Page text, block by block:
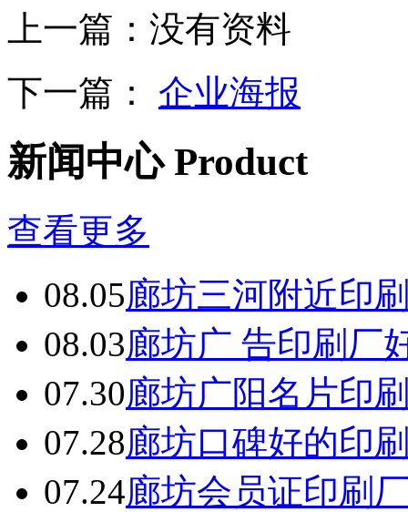
有
设
备
有
机
设
备
圳
机
肥
备
广
州
有
上一篇： 没有资料
下一篇： 企业海报
新闻中心 Product
查看更多
08.05廊坊三河附近印
08.03廊坊广 告印刷厂
07.30廊坊广阳名片印
07.28廊坊口碑好的印
07.24廊坊会员证印刷